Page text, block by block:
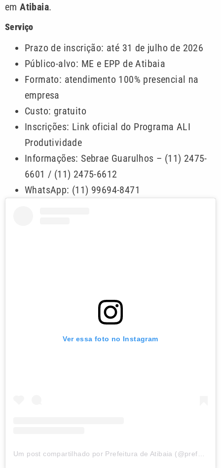
emAtibaia.
Serviço
Prazo de inscrição: até 31 de julho de 2026
Público-alvo: ME e EPP de Atibaia
Formato: atendimento 100% presencial na
empresa
Custo: gratuito
Inscrições: Link oficial do Programa ALI
Produtividade
Informações: Sebrae Guarulhos – (11) 2475-
6601 / (11) 2475-6612
WhatsApp: (11) 99694-8471
Ver essa foto no Instagram